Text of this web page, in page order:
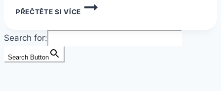
PŘEČTĚTE SI VÍCE
NOVINKA
–
Search for:
Search Button